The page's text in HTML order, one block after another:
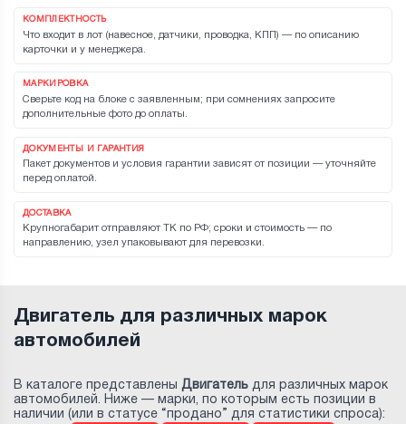
КОМПЛЕКТНОСТЬ
Что входит в лот (навесное, датчики, проводка, КПП) — по описанию
карточки и у менеджера.
МАРКИРОВКА
Сверьте код на блоке с заявленным; при сомнениях запросите
дополнительные фото до оплаты.
ДОКУМЕНТЫ И ГАРАНТИЯ
Пакет документов и условия гарантии зависят от позиции — уточняйте
перед оплатой.
ДОСТАВКА
Крупногабарит отправляют ТК по РФ; сроки и стоимость — по
направлению, узел упаковывают для перевозки.
Двигатель для различных марок
автомобилей
В каталоге представлены Двигатель для различных марок
автомобилей. Ниже — марки, по которым есть позиции в
наличии (или в статусе “продано” для статистики спроса):